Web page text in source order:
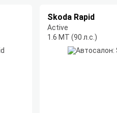
Skoda Rapid
Active
1.6 MT (90 л.с.)